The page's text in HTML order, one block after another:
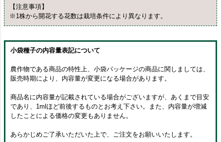
【注意事項】
※1株から開花する花数は栽培条件により異なります。
小袋種子の内容量表記について
農作物である商品の特性上、小袋パッケージの商品に関しましては、
販売時期により、内容量が変更になる場合があります。
商品名に内容量が記載されている場合がございますが、あくまで目安
であり、1mlほど前後するものとお考え下さい。また、内容量が増減
したことによる価格の変更もありません。
あらかじめご了承いただいた上で、ご注文をお願いいたします。